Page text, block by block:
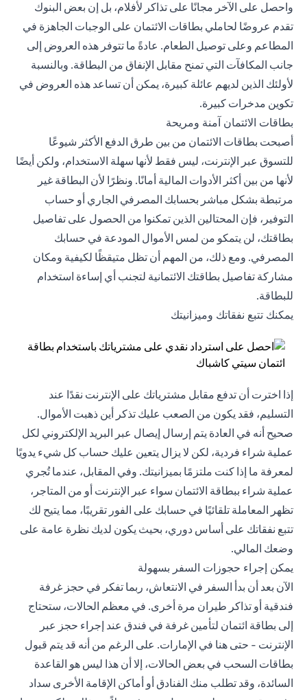
واحصل على الآخر مجانًا على تذاكر لأفلام، بل إن بعض البنوك
تقدم عروضًا لحاملي بطاقات الائتمان على الوجبات الجاهزة في
المطاعم وعلى توصيل الطعام. عادةً ما تتوفر هذه العروض إلى
جانب المكافآت التي تمنح مقابل الإنفاق من البطاقة. وبالنسبة
لأولئك الذين لديهم عائلة كبيرة، يمكن أن تساعد هذه العروض في
تكوين مدخرات كبيرة.
بطاقات الائتمان آمنة ومريحة
أصبحت بطاقات الائتمان من بين طرق الدفع الأكثر شيوعًا
للتسوق عبر الإنترنت، ليس فقط لأنها سهلة الاستخدام، ولكن أيضًا
لأنها من بين أكثر الأدوات المالية أمانًا. ونظرًا لأن البطاقة غير
مرتبطة بشكل مباشر بحسابك المصرفي الجاري أو حساب
التوفير، فإن المحتالين الذين تمكنوا من الحصول على تفاصيل
بطاقتك، لن يتمكو من لمس الأموال المودعة في حسابك
المصرفي. ومع ذلك، من المهم أن تظل متيقظًا لكيفية ومكان
مشاركة تفاصيل بطاقتك الائتمانية لتجنب أي إساءة استخدام
للبطاقة.
يمكنك تتبع نفقاتك وميزانيتك
إذا اخترت أن تدفع مقابل مشترياتك على الإنترنت نقدًا عند
التسليم، فقد يكون من الصعب عليك تذكر أين ذهبت الأموال.
صحيح أنه في العادة يتم إرسال إيصال عبر البريد الإلكتروني لكل
عملية شراء فردية، لكن لا يزال يتعين عليك حساب كل شيء يدويًا
لمعرفة ما إذا كنت ملتزمًا بميزانيتك. وفي المقابل، عندما تُجري
عملية شراء ببطاقة الائتمان سواء عبر الإنترنت أو من المتاجر،
تظهر المعاملة تلقائيًا في حسابك على الفور تقريبًا، مما يتيح لك
تتبع نفقاتك على أساس دوري، بحيث يكون لديك نظرة عامة على
وضعك المالي.
يمكن إجراء حجوزات السفر بسهولة
الآن بعد أن بدأ السفر في الانتعاش، ربما تفكر في حجز غرفة
فندقية أو تذاكر طيران مرة أخرى. في معظم الحالات، ستحتاج
إلى بطاقة ائتمان لتأمين غرفة في فندق عند إجراء حجز عبر
الإنترنت - حتى هنا في الإمارات. على الرغم من أنه قد يتم قبول
بطاقات السحب في بعض الحالات، إلا أن هذا ليس هو القاعدة
السائدة، وقد تطلب منك الفنادق أو أماكن الإقامة الأخرى سداد